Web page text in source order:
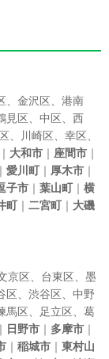
、 金沢区、 港南
見区、 中区、 西
、 川崎区、 幸区、
｜ 大和市 ｜ 座間市 ｜
｜ 愛川町｜ 厚木市 ｜
子市 ｜ 葉山町｜ 横
町｜ 二宮町｜ 大磯
京区、 台東区、 墨
区、 渋谷区、 中野
馬区、 足立区、 葛
｜ 日野市 ｜ 多摩市 ｜
｜ 稲城市 ｜ 東村山